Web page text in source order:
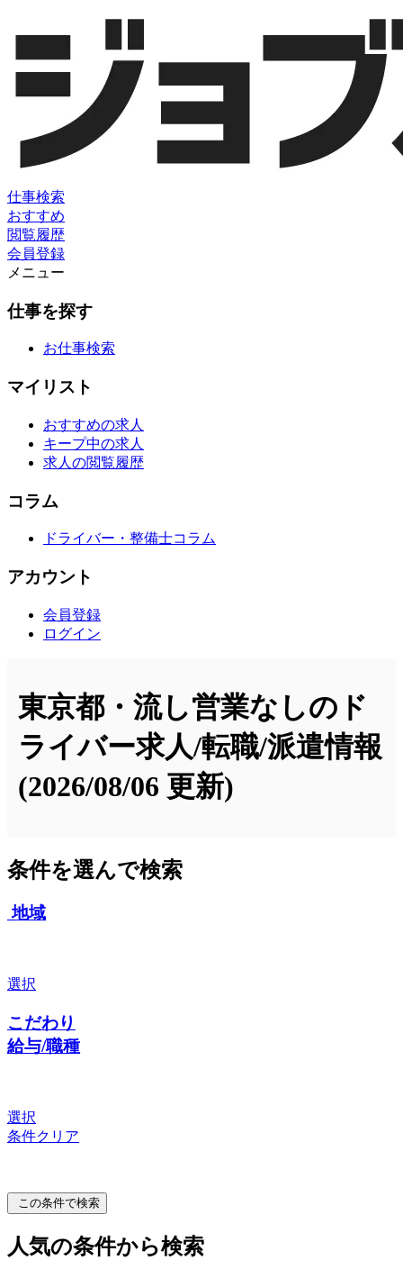
仕事検索
おすすめ
閲覧履歴
会員登録
メニュー
仕事を探す
お仕事検索
マイリスト
おすすめの求人
キープ中の求人
求人の閲覧履歴
コラム
ドライバー・整備士コラム
アカウント
会員登録
ログイン
東京都・流し営業なしのド
ライバー求人/転職/派遣情報
(2026/08/06 更新)
条件を選んで検索
地域
選択
こだわり
給与/職種
選択
条件クリア
この条件で検索
人気の条件から検索